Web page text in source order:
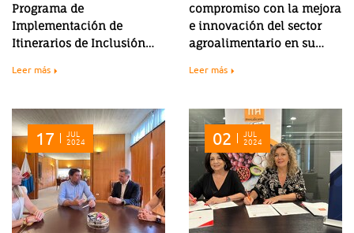
Programa de
Implementación de
Itinerarios de Inclusión
impulsan curso de
alimentaria para
promover la inserción
laboral
Leer más
compromiso con la mejora
e innovación del sector
agroalimentario en su
2023
Leer más
17 JUL
2024 02 JUL
2024